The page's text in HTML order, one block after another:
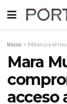
Inicio México y el
Mara
acceso